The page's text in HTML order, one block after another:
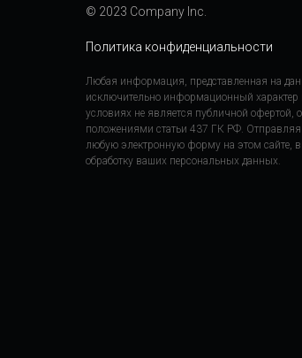
© 2023 Company Inc.
Политика конфиденциальности
Любая информация, представленная на
исключительно информационный характер
условиях не является публичной офертой,
положениями статьи 437 ГК РФ. Отправляя
любую электронную форму на этом сайте,
обработку ваших персональных данных.